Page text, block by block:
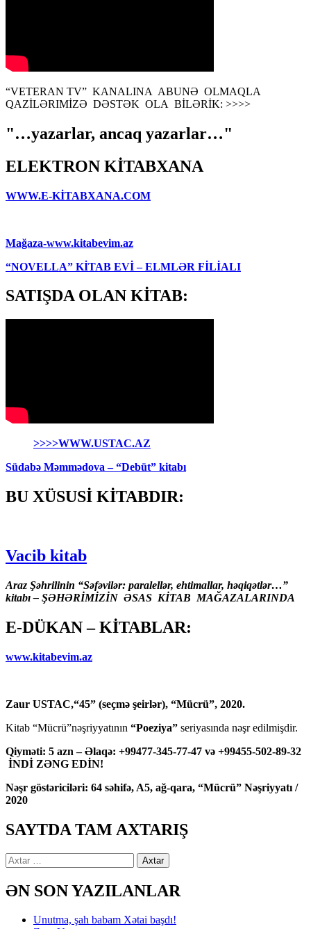
“VETERAN TV” KANALINA ABUNƏ OLMAQLA
QAZİLƏRIMİZƏ DƏSTƏK OLA BİLƏRİK: >>>>
"…yazarlar, ancaq yazarlar…"
ELEKTRON KİTABXANA
WWW.E-KİTABXANA.COM
Mağaza-www.kitabevim.az
“NOVELLA” KİTAB EVİ – ELMLƏR FİLİALI
SATIŞDA OLAN KİTAB:
>>>>WWW.USTAC.AZ
Südabə Məmmədova – “Debüt” kitabı
BU XÜSUSİ KİTABDIR:
Vacib kitab
Araz Şəhrilinin “Səfəvilər: paralellər, ehtimallar, həqiqətlər…”
kitabı – ŞƏHƏRİMİZİN ƏSAS KİTAB MAĞAZALARINDA
E-DÜKAN – KİTABLAR:
www.kitabevim.az
Zaur USTAC,“45” (seçmə şeirlər), “Mücrü”, 2020.
Kitab “Mücrü”nəşriyyatının “Poeziya” seriyasında nəşr edilmişdir.
Qiyməti: 5 azn – Əlaqə: +99477-345-77-47 və +99455-502-89-32
İNDİ ZƏNG EDİN!
Nəşr göstəriciləri: 64 səhifə, A5, ağ-qara, “Mücrü” Nəşriyyatı /
2020
SAYTDA TAM AXTARIŞ
Axtarış:
ƏN SON YAZILANLAR
Unutma, şah babam Xətai başdı!